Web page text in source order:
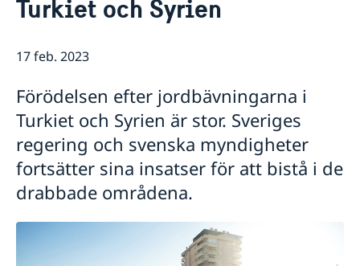
Praktik på ambassaden i Prag
Dataskyddspolicy (GDPR)
Team Sweden
Svenska företag i Tjeckien
Aktuellt
Adventsgudstjänst på svenska
Praktikant sökes!
Nya statsråd på Utrikesdepartementet
Regeringens prioriteringar i utrikes- och
säkerhetspolitiken med anledning av Sveriges
medlemskap i Nato
Regeringens prioriteringar i utrikesdeklarationen
2024
Praktikant till Sveriges ambassad i Prag
Turkiet och Syrien
17 feb. 2023
Förödelsen efter jordbävningarna i
Turkiet och Syrien är stor. Sveriges
regering och svenska myndigheter
fortsätter sina insatser för att bistå i de
drabbade områdena.